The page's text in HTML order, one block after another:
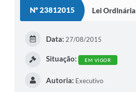
Nº 23812015 Lei Ordinária
Data: 27/08/2015
Situação: EM VIGOR
Autoria: Executivo